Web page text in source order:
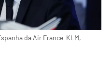
da Air France-KLM,